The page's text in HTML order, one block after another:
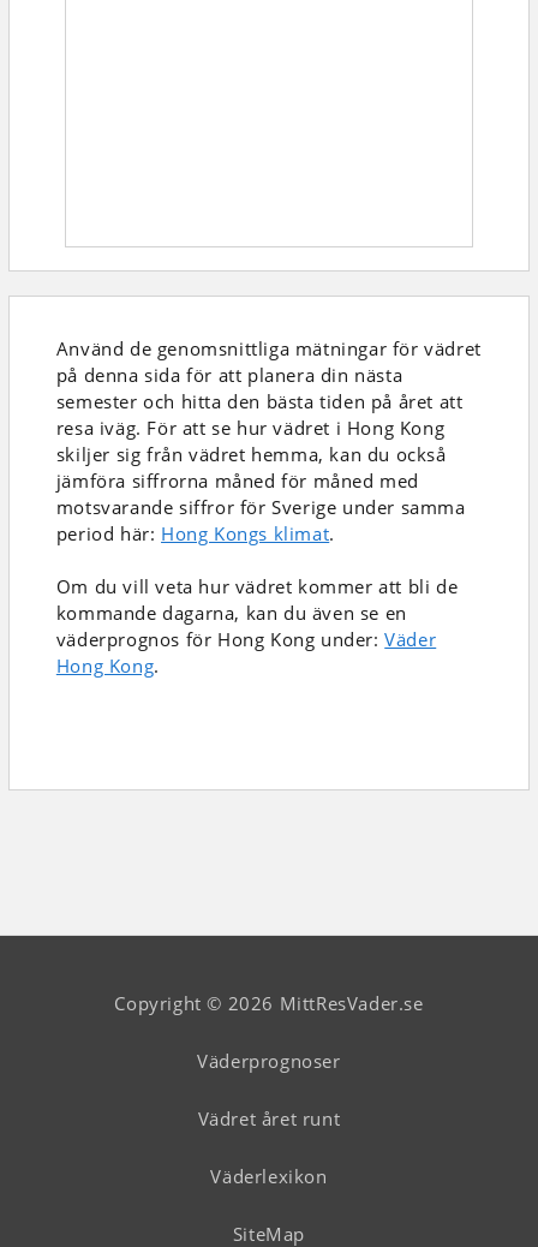
Använd de genomsnittliga mätningar för vädret
på denna sida för att planera din nästa
semester och hitta den bästa tiden på året att
resa iväg. För att se hur vädret i Hong Kong
skiljer sig från vädret hemma, kan du också
jämföra siffrorna måned för måned med
motsvarande siffror för Sverige under samma
period här: Hong Kongs klimat.
Om du vill veta hur vädret kommer att bli de
kommande dagarna, kan du även se en
väderprognos för Hong Kong under:Väder
Hong Kong.
Copyright © 2026 MittResVader.se
Väderprognoser
Vädret året runt
Väderlexikon
SiteMap